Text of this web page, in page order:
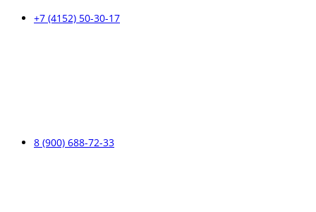
+7 (4152) 50-30-17
8 (900) 688-72-33